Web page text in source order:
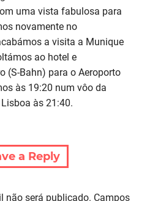
uma vista fabulosa para
novamente no
a visita a Munique
ao hotel e
(S-Bahn) para o Aeroporto
às 19:20 num vôo da
às 21:40.
a Reply
não será publicado. Campos